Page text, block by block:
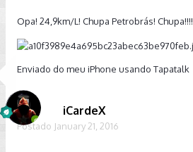
Opa! 24,9km/L! Chupa Petrobrás! Chupa!!!!
Enviado do meu iPhone usando Tapatalk
iCardeX
Postado January 21, 2016